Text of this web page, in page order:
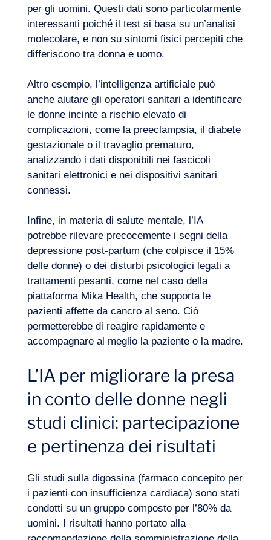
per gli uomini. Questi dati sono particolarmente
interessanti poiché il test si basa su un’analisi
molecolare, e non su sintomi fisici percepiti che
differiscono tra donna e uomo.
Altro esempio, l’intelligenza artificiale può
anche aiutare gli operatori sanitari a identificare
le donne incinte a rischio elevato di
complicazioni, come la preeclampsia, il diabete
gestazionale o il travaglio prematuro,
analizzando i dati disponibili nei fascicoli
sanitari elettronici e nei dispositivi sanitari
connessi.
Infine, in materia di salute mentale, l’IA
potrebbe rilevare precocemente i segni della
depressione post-partum (che colpisce il 15%
delle donne) o dei disturbi psicologici legati a
trattamenti pesanti, come nel caso della
piattaforma Mika Health, che supporta le
pazienti affette da cancro al seno. Ciò
permetterebbe di reagire rapidamente e
accompagnare al meglio la paziente o la madre.
L’IA per migliorare la presa
in conto delle donne negli
studi clinici: partecipazione
e pertinenza dei risultati
Gli studi sulla digossina (farmaco concepito per
i pazienti con insufficienza cardiaca) sono stati
condotti su un gruppo composto per l’80% da
uomini. I risultati hanno portato alla